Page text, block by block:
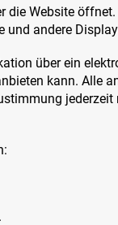
die Website
und andere
über ein
kann. Alle